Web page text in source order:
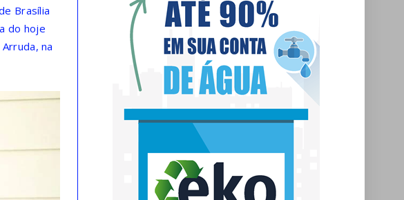
Brasília
do hoje
na